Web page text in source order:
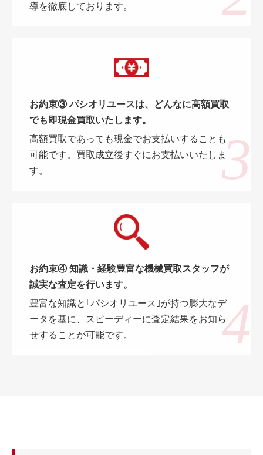
導を徹底しております。
お約束③ パシオリユースは、どんなに高額買取
でも即現金買取いたします。
高額買取であっても現金でお支払いすることも
可能です。買取成立後すぐにお支払いいたしま
す。
お約束④ 知識・経験豊富な機械買取スタッフが
誠実な査定を行います。
豊富な知識と｢パシオリユース｣が持つ膨大なデ
ータを基に、スピーディーに査定結果をお知ら
せすることが可能です。